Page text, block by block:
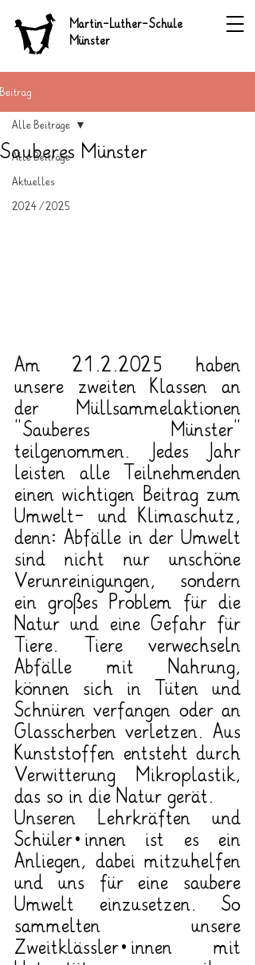
Martin-Luther-Schule
Münster
Beitrag
Alle Beiträge
Aktuelles
2024/2025
Alle Beiträge
Sauberes Münster
Am 21.2.2025 haben
unsere zweiten Klassen an
der Müllsammelaktionen
“Sauberes Münster”
teilgenommen. Jedes Jahr
leisten alle Teilnehmenden
einen wichtigen Beitrag zum
Umwelt- und Klimaschutz,
denn: Abfälle in der Umwelt
sind nicht nur unschöne
Verunreinigungen, sondern
ein großes Problem für die
Natur und eine Gefahr für
Tiere. Tiere verwechseln
Abfälle mit Nahrung,
können sich in Tüten und
Schnüren verfangen oder an
Glasscherben verletzen. Aus
Kunststoffen entsteht durch
Verwitterung Mikroplastik,
das so in die Natur gerät.
Unseren Lehrkräften und
Schüler*innen ist es ein
Anliegen, dabei mitzuhelfen
und uns für eine saubere
Umwelt einzusetzen. So
sammelten unsere
Zweitklässler*innen mit